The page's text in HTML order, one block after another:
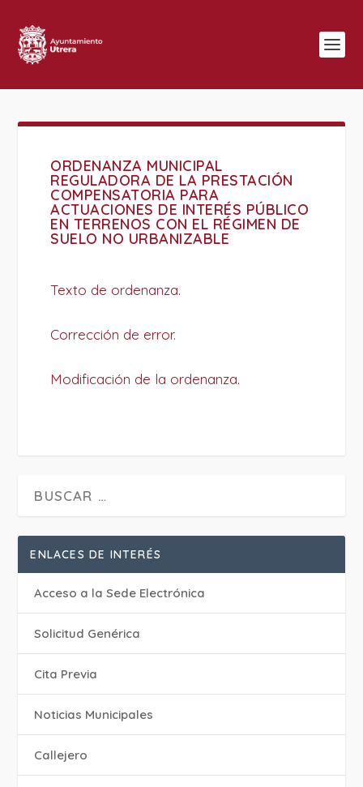
ORDENANZA MUNICIPAL
REGULADORA DE LA PRESTACIÓN
COMPENSATORIA PARA
ACTUACIONES DE INTERÉS PÚBLICO
EN TERRENOS CON EL RÉGIMEN DE
SUELO NO URBANIZABLE
Texto de ordenanza.
Corrección de error.
Modificación de la ordenanza.
ENLACES DE INTERÉS
Acceso a la Sede Electrónica
Solicitud Genérica
Cita Previa
‎Noticias Municipales
Callejero